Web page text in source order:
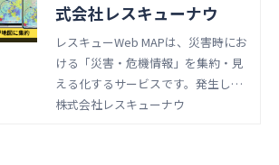
式会社レスキューナウ
レスキューWeb MAPは、災害時にお
ける「災害・危機情報」を集約・見
える化するサービスです。発生した
災害や危機が自社に影響するのか、
株式会社レスキューナウ